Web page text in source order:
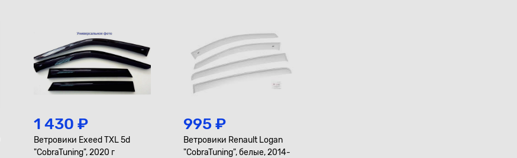
1 430 ₽
Ветровики Exeed TXL 5d
"CobraTuning", 2020 г
995 ₽
Ветровики Renault Logan
"CobraTuning", белые, 2014-